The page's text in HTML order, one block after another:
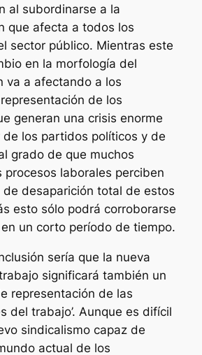
al subordinarse a la
que afecta a todos los
sector público. Mientras este
en la morfología del
va a afectando a los
de los
generan una crisis enorme
de los partidos políticos y de
grado de que muchos
procesos laborales perciben
desaparición total de estos
esto sólo podrá corroborarse
un corto período de tiempo.
sería que la nueva
significará también un
representación de las
del trabajo’. Aunque es difícil
sindicalismo capaz de
actual de los